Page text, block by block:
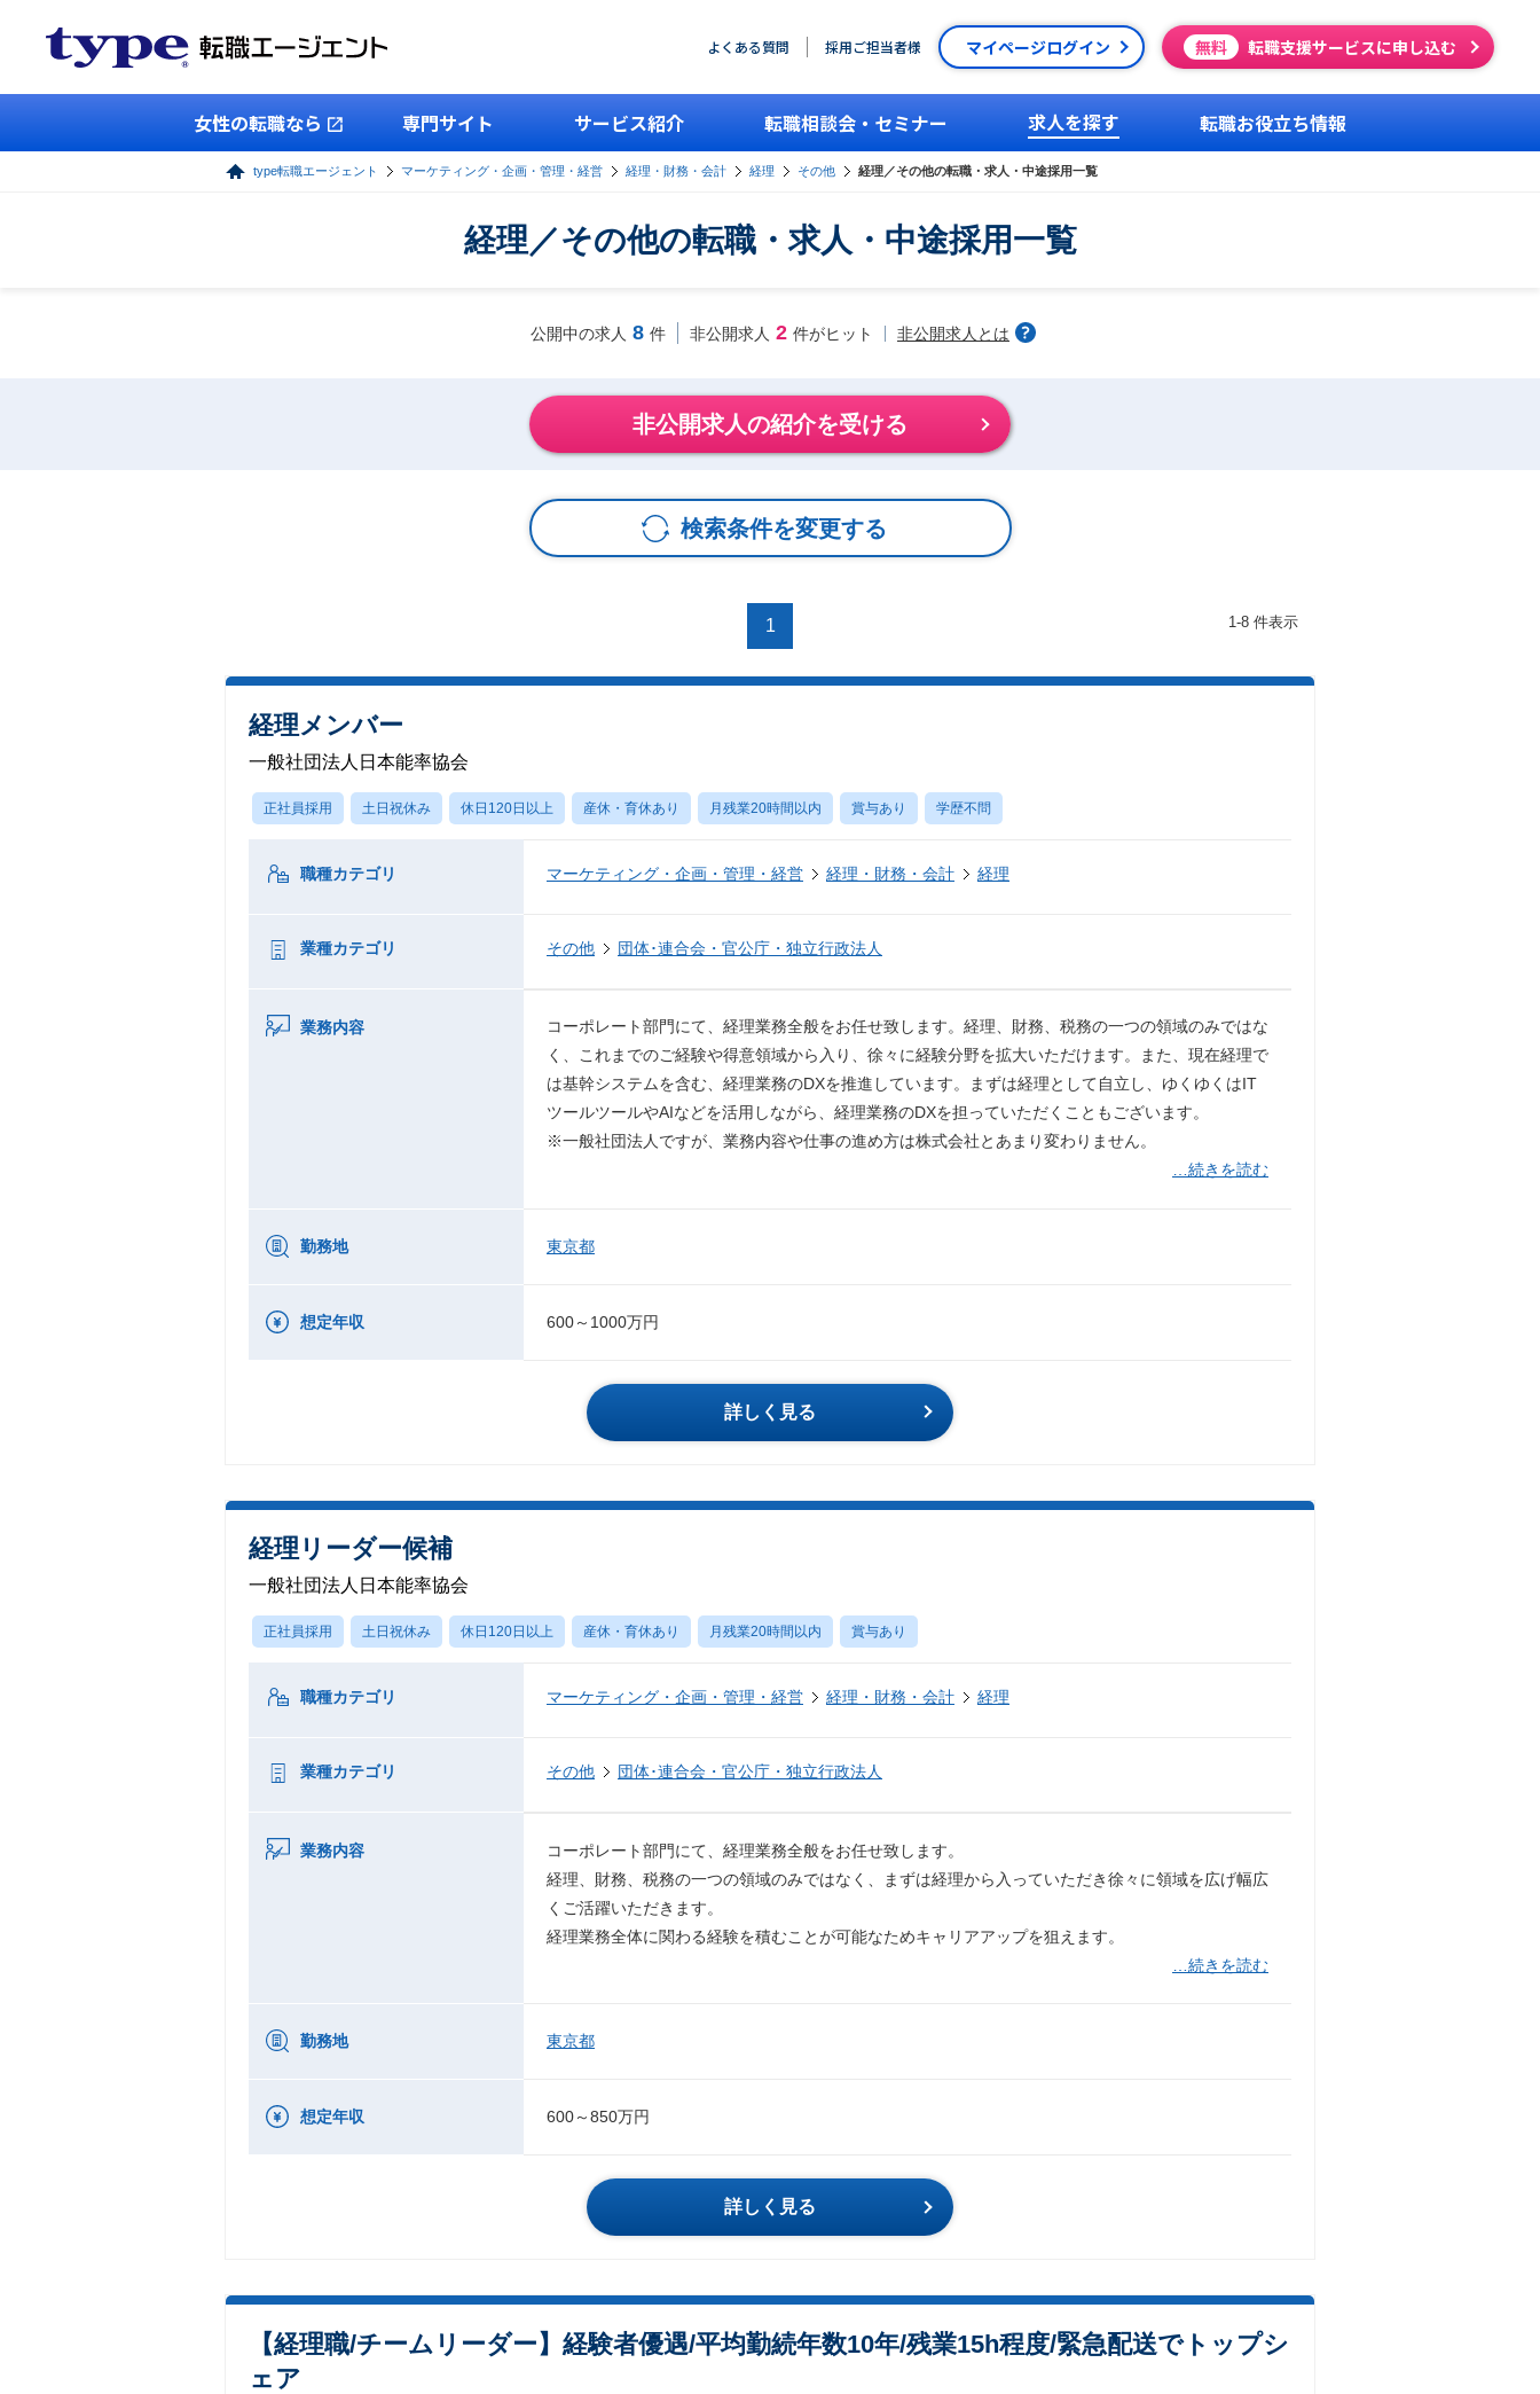
よくある質問 採用ご担当者様 マイページログイン 無料 転職支援サービスに申し込む
女性の転職なら 専門サイト サービス紹介 転職相談会・セミナー 求人を探す 転職お役立ち情報
type転職エージェント マーケティング・企画・管理・経営 経理・財務・会計 経理 その他 経理／その他の転職・求人・中途採用一覧
経理／その他の転職・求人・中途採用一覧
公開中の求人 8 件 非公開求人 2 件がヒット 非公開求人とは
非公開求人の紹介を受ける
検索条件を変更する
1 1-8 件表示
経理メンバー
一般社団法人日本能率協会
正社員採用 土日祝休み 休日120日以上 産休・育休あり 月残業20時間以内 賞与あり 学歴不問
職種カテゴリ マーケティング・企画・管理・経営 経理・財務・会計 経理
業種カテゴリ その他 団体･連合会・官公庁・独立行政法人
業務内容
コーポレート部門にて、経理業務全般をお任せ致します。経理、財務、税務の一つの領域のみではな
く、これまでのご経験や得意領域から入り、徐々に経験分野を拡大いただけます。また、現在経理で
は基幹システムを含む、経理業務のDXを推進しています。まずは経理として自立し、ゆくゆくはIT
ツールツールやAIなどを活用しながら、経理業務のDXを担っていただくこともございます。
※一般社団法人ですが、業務内容や仕事の進め方は株式会社とあまり変わりません。
…続きを読む
勤務地 東京都
想定年収 600～1000万円
詳しく見る
経理リーダー候補
一般社団法人日本能率協会
正社員採用 土日祝休み 休日120日以上 産休・育休あり 月残業20時間以内 賞与あり
職種カテゴリ マーケティング・企画・管理・経営 経理・財務・会計 経理
業種カテゴリ その他 団体･連合会・官公庁・独立行政法人
業務内容
コーポレート部門にて、経理業務全般をお任せ致します。
経理、財務、税務の一つの領域のみではなく、まずは経理から入っていただき徐々に領域を広げ幅広
くご活躍いただきます。
経理業務全体に関わる経験を積むことが可能なためキャリアアップを狙えます。
…続きを読む
勤務地 東京都
想定年収 600～850万円
詳しく見る
【経理職/チームリーダー】経験者優遇/平均勤続年数10年/残業15h程度/緊急配送でトップシ
ェア